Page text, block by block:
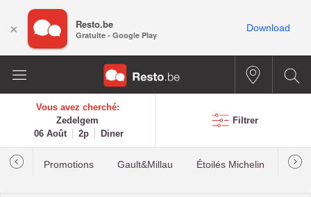
Vous avez cherché:
Zedelgem
06 Août
2p Diner
Filtrer
Promotions Gault&Millau Étoilés Michelin Les
× Resto.be
Gratuite - Google Play
Download